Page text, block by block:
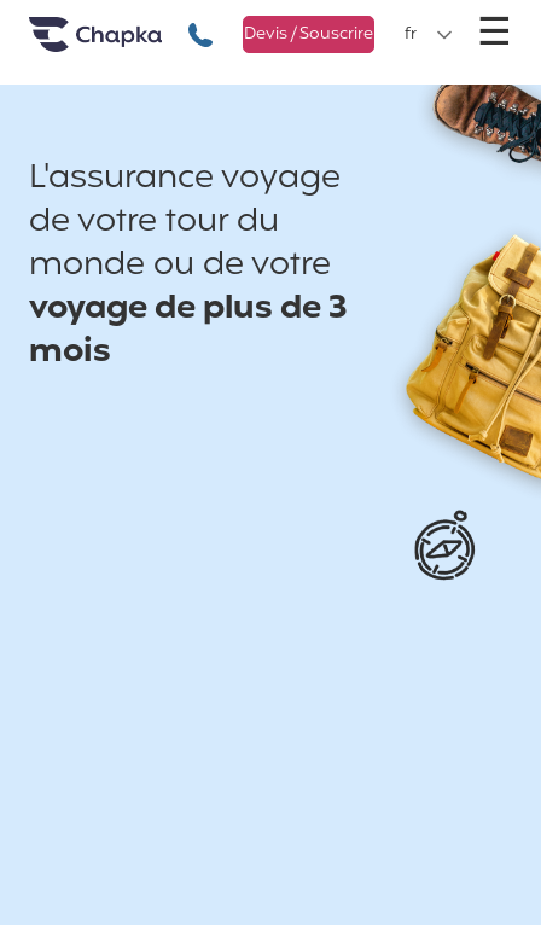
Chapka Assurances Voyages
+33 1 74 85 50 50
Devis / Souscrire fr ☰
L'assurance voyage
de votre tour du
monde ou de votre
voyage de plus de 3
mois